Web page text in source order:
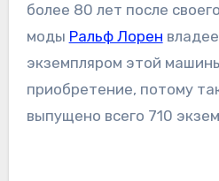
более 80 лет после
моды Ральф Лорен
экземпляром этой
приобретение, потому
выпущено всего 710